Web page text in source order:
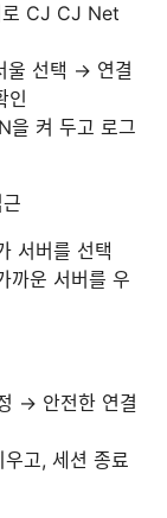
로 CJ CJ Net
울 선택 → 연결
인
을 켜 두고 로그
서버를 선택
까운 서버를 우
→ 안전한 연결
고, 세션 종료